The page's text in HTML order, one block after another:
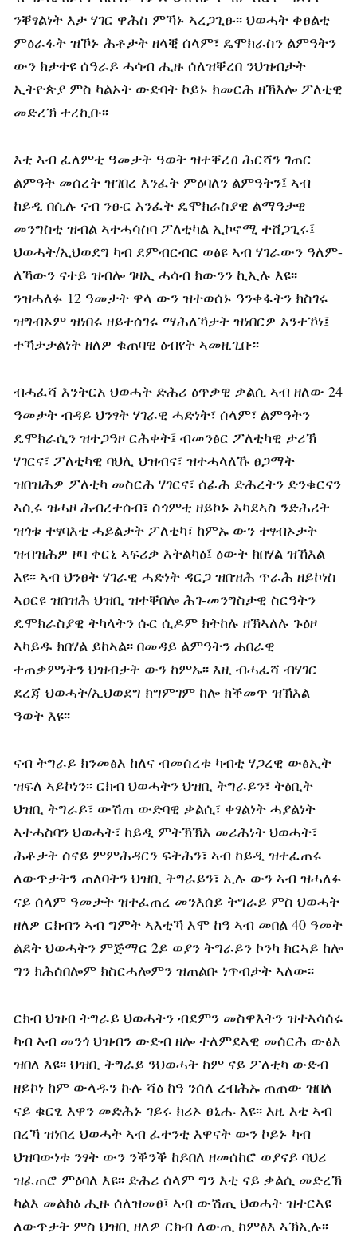
ንቐፃልነት እታ ሃገር ዋሕስ ምኻኑ ኣረጋጊፁ፡፡ ህወሓት ቀፀልቲ
ምዕራፋት ዝኾኑ ሕቶታት ዘላቒ ሰላም፣ ዴሞክራስን ልምዓትን
ውን ክታተዩ ሰዓራይ ሓሳብ ሒዙ ሰለዝቐረበ ንህዝብታት
ኢትዮጵያ ምስ ካልኦት ውድባት ኮይኑ ክመርሕ ዘኽእሎ ፖለቲዊ
መድረኽ ተረኪቡ፡፡
እቲ ኣብ ፈለምቲ ዓመታት ዓወት ዝተቐረፀ ሕርሻን ገጠር
ልምዓት መሰረት ዝገበረ እንፈት ምዕባለን ልምዓትን፤ ኣብ
ከይዲ በሲሉ ናብ ንፁር እንፈት ዴሞክራስያዊ ልማዓታዊ
መንግስቲ ዝብል ኣተሓሳስባ ፖለቲካል ኢኮኖሚ ተሸጋጊሩ፤
ህወሓት/ኢህወደግ ካብ ደምብርብር ወፅዩ ኣብ ሃገራውን ዓለም-
ለኻውን ናተይ ዝብሎ ገዛኢ ሓሳብ ክውንን ኪኢሉ እዩ፡፡
ንዝሓለፉ 12 ዓመታት ዋላ ውን ዝተወሰኑ ዓንቀፋትን ክስገሩ
ዝግብኦም ዝነበሩ ዘይተሰገሩ ማሕለኻታት ዝነበርዎ እንተኾነ፤
ተኻታታልነት ዘለዎ ቁጠባዊ ዕብየት ኣመዚጊቡ፡፡
ብሓፈሻ እንትርአ ህወሓት ድሕሪ ዕጥቃዊ ቃልሲ ኣብ ዘለው 24
ዓመታት ብዳይ ህንፃት ሃገራዊ ሓድነት፣ ሰላም፣ ልምዓትን
ዴሞክራሲን ዝተጋዓዞ ርሕቀት፤ ብመንፅር ፖለቲካዊ ታሪኽ
ሃገርና፣ ፖለቲካዊ ባህሊ ህዝብና፣ ዝተሓላለኹ ፀጋማት
ዝበዝሕዎ ፖለቲካ መስርሕ ሃገርና፣ ሰፊሕ ድሕረትን ድንቁርናን
ኣሲሩ ዝሓዞ ሕብረተሰብ፣ ሰጎምቲ ዘይኮኑ እካደኣስ ንድሕሪት
ዝጎቱ ተፃባእቲ ሓይልታት ፖለቲካ፣ ከምኡ ውን ተፃብኦታት
ዝብዝሕዎ ዞባ ቀርኒ ኣፍሪቃ እትልካዕ፤ ዕውት ክበሃል ዝኸእል
እዩ፡፡ ኣብ ህንፀት ሃገራዊ ሓድነት ዳርጋ ዝበዝሕ ጥራሕ ዘይኮነስ
ኣዐርዩ ዝበዝሕ ህዝቢ ዝተቐበሎ ሕገ-መንግስታዊ ስርዓትን
ዴሞክራስያዊ ትካላትን ሱር ሲዶም ክትከሉ ዘኽኣለሉ ጉዕዞ
ኣካይዱ ክበሃል ይከኣል፡፡ በመዳይ ልምዓትን ሐበራዊ
ተጠቃምነትን ህዝብታት ውን ከምኡ፡፡ እዚ ብሓፈሻ ብሃገር
ደረጃ ህወሓት/ኢህወደግ ክግምገም ከሎ ክቕመጥ ዝኽእል
ዓወት እዩ፡፡
ናብ ትግራይ ክንመፅእ ከለና ብመሰረቱ ካብቲ ሃጋረዊ ውፅኢት
ዝፍለ ኣይኮነን፡፡ ርክብ ህወሓትን ህዝቢ ትግራይን፣ ትፅቢት
ህዝቢ ትግራይ፣ ውሽጠ ውድባዊ ቃልሲ፣ ቀፃልነት ሓያልነት
ኣተሓስባን ህወሓት፣ ከይዲ ምትኽኽእ መሪሕነት ህወሓት፣
ሕቶታት ሰናይ ምምሕዳርን ፍትሕን፣ ኣብ ከይዲ ዝተፈጠሩ
ለውጥታትን ጠለባትን ህዝቢ ትግራይን፣ ኢሉ ውን ኣብ ዝሓለፉ
ናይ ሰላም ዓመታት ዝተፈጠረ መንእሰይ ትግራይ ምስ ህወሓት
ዘለዎ ርክብን ኣብ ግምት ኣእቲኻ እሞ ከዓ ኣብ መበል 40 ዓመት
ልደት ህወሓትን ምጅማር 2ይ ወያን ትግራይን ኮንካ ክርኣይ ከሎ
ግን ክሕሰበሎም ክስርሓሎምን ዝጠልቡ ነጥብታት ኣለው፡፡
ርክብ ህዝብ ትግራይ ህወሓትን ብደምን መስዋእትን ዝተኣሳሰሩ
ካብ ኣብ መንጎ ህዝብን ውድብ ዘሎ ተለምደኣዊ መሰርሕ ውፅእ
ዝበለ እዩ፡፡ ህዝቢ ትግራይ ንህወሓት ከም ናይ ፖለቲካ ውድብ
ዘይኮነ ከም ውላዱን ኩሉ ሻዕ ከዓ ንሰለ ረብሕኡ ጠጠው ዝበለ
ናይ ቁርፂ እዋን መድሕኑ ገይሩ ክሪኦ ፀኒሑ እዩ፡፡ እዚ እቲ ኣብ
በረኻ ዝነበረ ህወሓት ኣብ ፈተንቲ እዋናት ውን ኮይኑ ካብ
ህዝባውነቱ ንፃት ውን ንቕንቕ ከይበለ ዘመሰከሮ ወያናይ ባህሪ
ዝፈጠሮ ምዕባለ እዩ፡፡ ድሕሪ ሰላም ግን እቲ ናይ ቃልሲ መድረኽ
ካልእ መልክዕ ሒዙ ሰለዝመፀ፤ ኣብ ውሽጢ ህወሓት ዝተርኣዩ
ለውጥታት ምስ ህዝቢ ዘለዎ ርክብ ለውጢ ከምፅእ ኣኽኢሉ፡፡